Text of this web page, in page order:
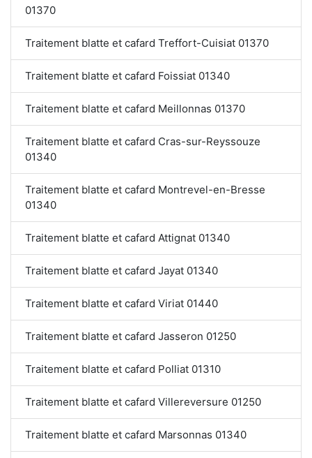
01370
Traitement blatte et cafard Treffort-Cuisiat 01370
Traitement blatte et cafard Foissiat 01340
Traitement blatte et cafard Meillonnas 01370
Traitement blatte et cafard Cras-sur-Reyssouze
01340
Traitement blatte et cafard Montrevel-en-Bresse
01340
Traitement blatte et cafard Attignat 01340
Traitement blatte et cafard Jayat 01340
Traitement blatte et cafard Viriat 01440
Traitement blatte et cafard Jasseron 01250
Traitement blatte et cafard Polliat 01310
Traitement blatte et cafard Villereversure 01250
Traitement blatte et cafard Marsonnas 01340